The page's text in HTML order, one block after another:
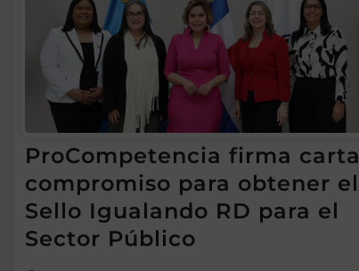
ProCompetencia firma carta
compromiso para obtener el
Sello Igualando RD para el
Sector Público